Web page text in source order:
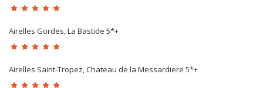
Airelles Gordes, La Bastide 5*+
Airelles Saint-Tropez, Chateau de la Messardiere 5*+